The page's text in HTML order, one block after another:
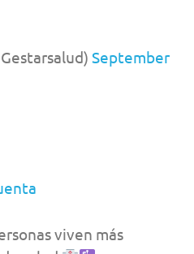
September
viven más